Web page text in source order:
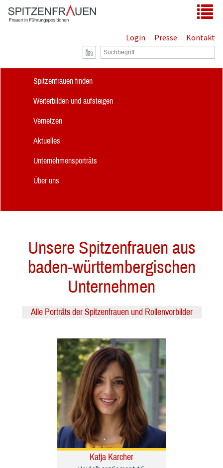
Zum Hauptinhalt springen
Login Presse Kontakt
Spitzenfrauen finden
Weiterbilden und aufsteigen
Vernetzen
Aktuelles
Unternehmensporträts
Über uns
Unsere Spitzenfrauen aus
baden-württembergischen
Unternehmen
Alle Porträts der Spitzenfrauen und Rollenvorbilder
Katja Karcher